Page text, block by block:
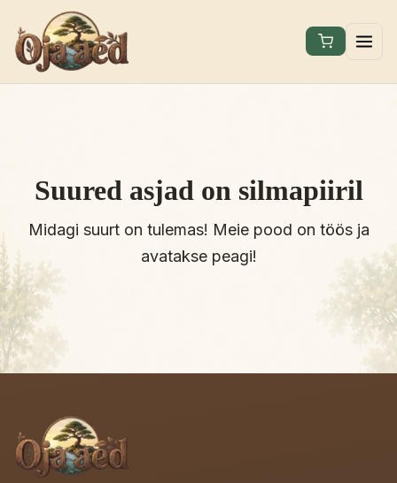
Suured asjad on silmapiiril
Midagi suurt on tulemas! Meie pood on töös ja
avatakse peagi!